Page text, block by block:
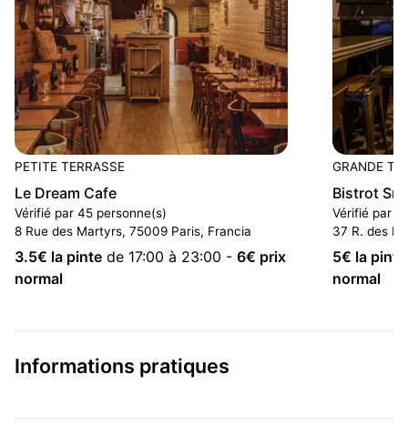
PETITE TERRASSE
Le Dream Cafe
Vérifié par 45 personne(s)
8 Rue des Martyrs, 75009 Paris, Francia
3.5€ la pinte de 17:00 à 23:00 - 6€ prix
normal
GRANDE
Bistrot
Vérifié par 3
37 R. des
5€ la pinte
normal
Informations pratiques